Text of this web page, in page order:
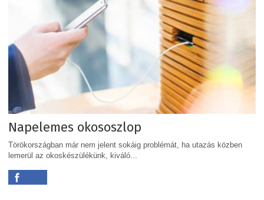
Napelemes okososzlop
Törökországban már nem jelent sokáig problémát, ha utazás közben
lemerül az okoskészülékünk, kiváló...